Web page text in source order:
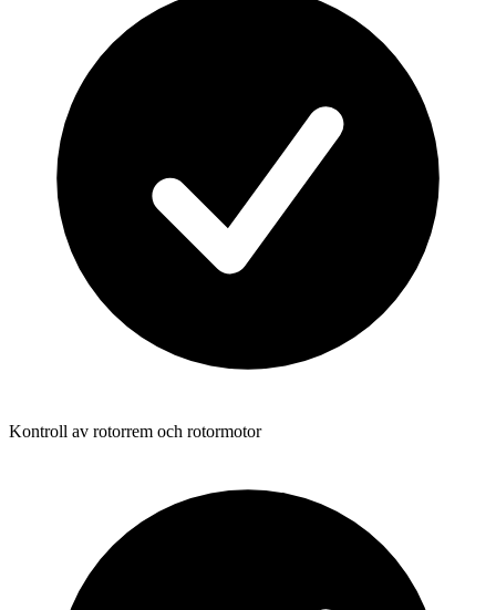
Kontroll av rotorrem och rotormotor